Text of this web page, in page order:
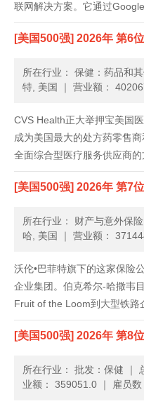
联网解决方案。它通过
问网页；通过谷歌图片搜索
页上找到的所有图片的可搜
[美国500强] 2026年 第6位
所在行业： 保健：药品和
特, 美国
｜ 营业额：
CVS Health正大举押宝美国
成为美国最大的处方药零售
全面综合型医疗服务供应商
出资127亿美元收购了
是一家医药快递公司，也帮
[美国500强] 2026年 第7位
所在行业： 财产与意外保险
哈, 美国
｜ 营业额：
沃伦•巴菲特旗下的这家保险
企业集团。伯克希尔-哈撒韦
Fruit of the Loom到大型铁路
体量庞大，但伯克希尔-哈撒
济。通过与巴西投资公司3G
[美国500强] 2026年 第8位
所在行业： 批发：保健 ｜
业额： 359051.0 ｜ 雇员